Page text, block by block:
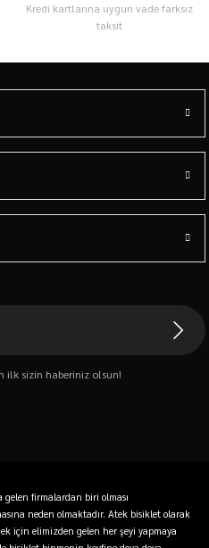
Kredi kartlarına uygun vade farksız
taksit
ilk sizin haberiniz olsun!
firmalardan biri olması
neden olmaktadır. Atek bisiklet olarak
için elimizden gelen her şeyi yapmaya